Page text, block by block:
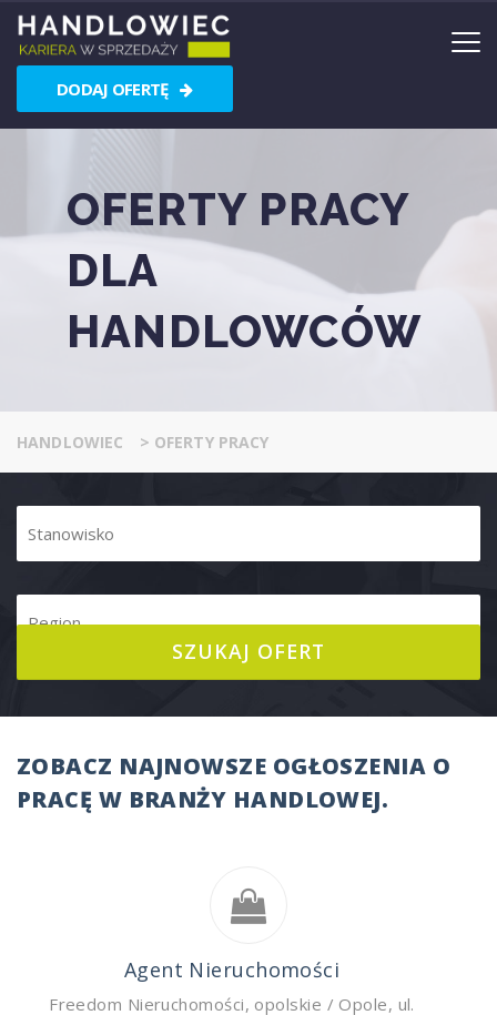
DODAJ OFERTĘ
OFERTY PRACY
DLA
HANDLOWCÓW
HANDLOWIEC > OFERTY PRACY
ZOBACZ NAJNOWSZE OGŁOSZENIA O
PRACĘ W BRANŻY HANDLOWEJ.
Agent Nieruchomości
Freedom Nieruchomości, opolskie / Opole, ul.